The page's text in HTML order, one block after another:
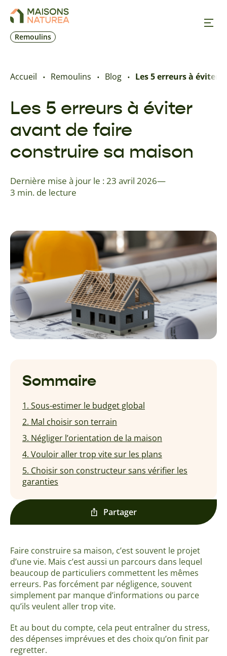
Remoulins
Nos offres
Les 5 erreurs à éviter
avant de faire
construire sa maison
Accueil Remoulins Blog Les 5 erreurs à éviter
Dernière mise à jour le : 23 avril 2026—
3 min. de lecture
Sommaire
1. Sous-estimer le budget global
2. Mal choisir son terrain
3. Négliger l’orientation de la maison
4. Vouloir aller trop vite sur les plans
5. Choisir son constructeur sans vérifier les
garanties
Partager
Faire construire sa maison, c’est souvent le projet
d’une vie. Mais c’est aussi un parcours dans lequel
beaucoup de particuliers commettent les mêmes
erreurs. Pas forcément par négligence, souvent
simplement par manque d’informations ou parce
qu’ils veulent aller trop vite.
Et au bout du compte, cela peut entraîner du stress,
des dépenses imprévues et des choix qu’on finit par
regretter.